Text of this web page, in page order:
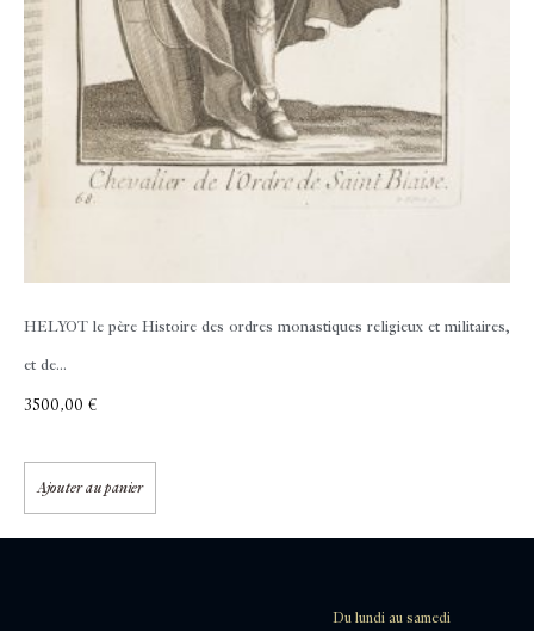
HELYOT le père Histoire des ordres monastiques religieux et militaires,
et de...
3500,00 €
Ajouter au panier
Du lundi au samedi